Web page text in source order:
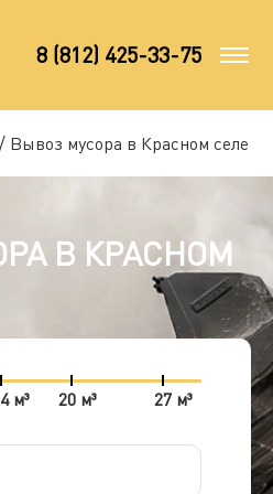
8 (812) 425-33-75
Вывоз мусора в Красном селе
В КРАСНОМ
м³ 20 м³ 27 м³